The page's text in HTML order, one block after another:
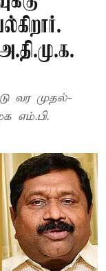
வர முதல்-
எம்.பி.